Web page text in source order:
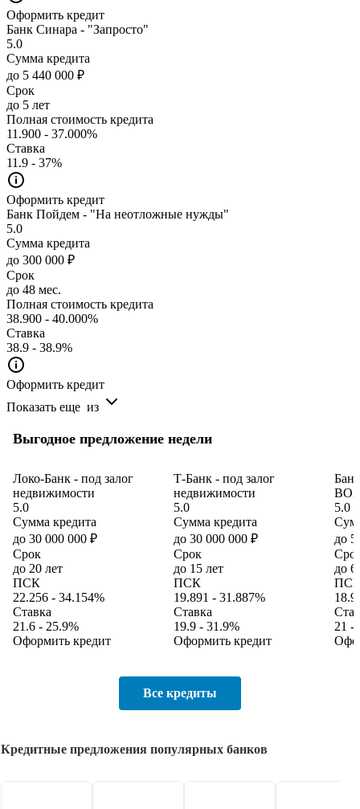
Оформить кредит
Банк Синара - "Запросто"
5.0
Сумма кредита
до 5 440 000 ₽
Срок
до 5 лет
Полная стоимость кредита
11.900 - 37.000%
Ставка
11.9 - 37%
Оформить кредит
Банк Пойдем - "На неотложные нужды"
5.0
Сумма кредита
до 300 000 ₽
Срок
до 48 мес.
Полная стоимость кредита
38.900 - 40.000%
Ставка
38.9 - 38.9%
Оформить кредит
Показать еще из
Выгодное предложение недели
Локо-Банк - под залог
недвижимости
5.0
Сумма кредита
до 30 000 000 ₽
Срок
до 20 лет
ПСК
22.256 - 34.154%
Ставка
21.6 - 25.9%
Оформить кредит
Т-Банк - под залог
недвижимости
5.0
Сумма кредита
до 30 000 000 ₽
Срок
до 15 лет
ПСК
19.891 - 31.887%
Ставка
19.9 - 31.9%
Оформить кредит
5.0
до
до
21 -
Все кредиты
Кредитные предложения популярных банков